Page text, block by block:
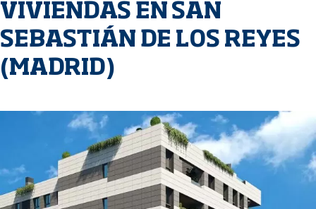
VIVIENDAS EN SAN
SEBASTIÁN DE LOS REYES
(MADRID)